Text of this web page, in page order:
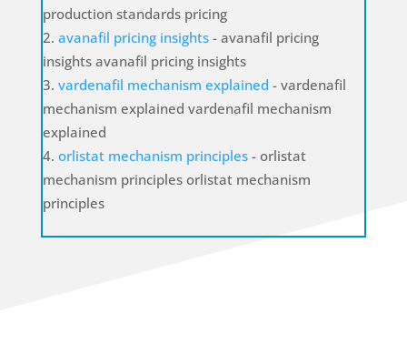
production standards pricing
avanafil pricing insights- avanafil pricing
insights avanafil pricing insights
vardenafil mechanism explained - vardenafil
mechanism explained vardenafil mechanism
explained
orlistat mechanism principles- orlistat
mechanism principles orlistat mechanism
principles